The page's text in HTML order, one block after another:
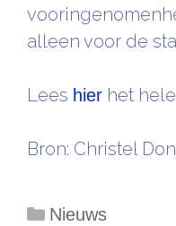
alleen voor de
Lees hier het
Bron: Christel
Categorieën
Nieuws